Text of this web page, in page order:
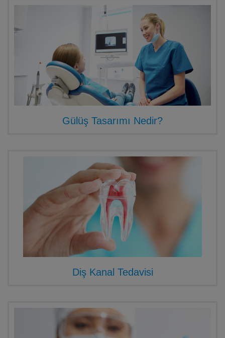
Gülüş Tasarımı Nedir?
Diş Kanal Tedavisi